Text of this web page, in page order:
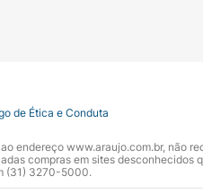
de Ética e Conduta
endereço www.araujo.com.br, não
compras em sites
(31) 3270-5000.